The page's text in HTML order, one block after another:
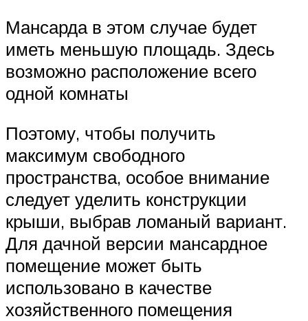
Мансарда в этом случае будет
иметь меньшую площадь. Здесь
возможно расположение всего
одной комнаты
Поэтому, чтобы получить
максимум свободного
пространства, особое внимание
следует уделить конструкции
крыши, выбрав ломаный вариант.
Для дачной версии мансардное
помещение может быть
использовано в качестве
хозяйственного помещения